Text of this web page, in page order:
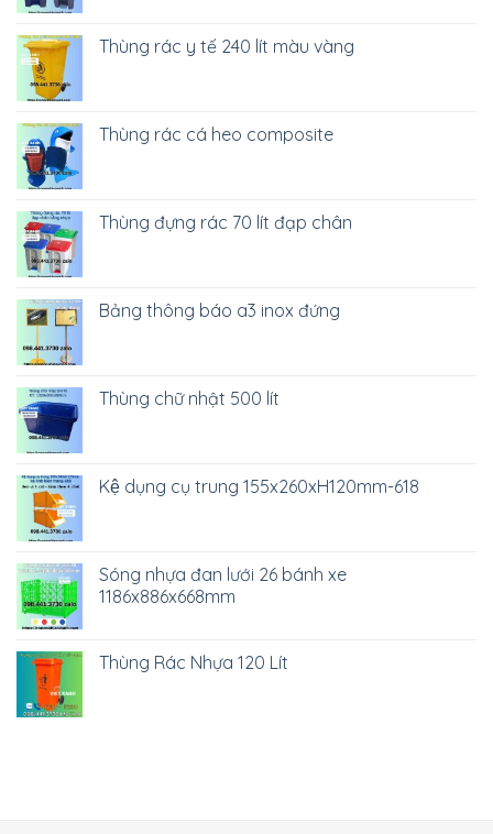
Thùng rác y tế 240 lít màu vàng
Thùng rác cá heo composite
Thùng đựng rác 70 lít đạp chân
Bảng thông báo a3 inox đứng
Thùng chữ nhật 500 lít
Kệ dụng cụ trung 155x260xH120mm-618
Sóng nhựa đan lưới 26 bánh xe
1186x886x668mm
Thùng Rác Nhựa 120 Lít